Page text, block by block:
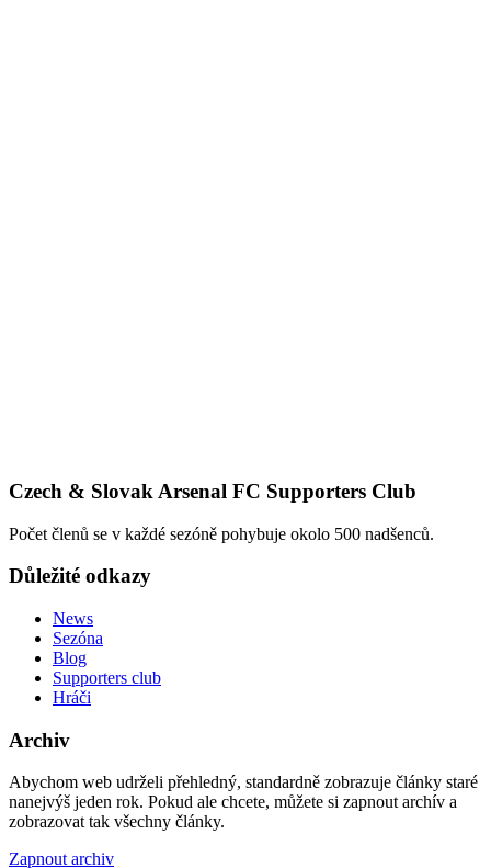
Czech & Slovak Arsenal FC Supporters Club
Počet členů se v každé sezóně pohybuje okolo 500 nadšenců.
Důležité odkazy
News
Sezóna
Blog
Supporters club
Hráči
Archiv
Abychom web udrželi přehledný, standardně zobrazuje články staré
nanejvýš jeden rok. Pokud ale chcete, můžete si zapnout archív a
zobrazovat tak všechny články.
Zapnout archiv